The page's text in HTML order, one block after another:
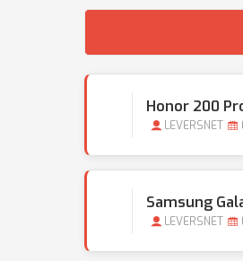
Honor 200
LEVERSNET
Samsung
LEVERSNET